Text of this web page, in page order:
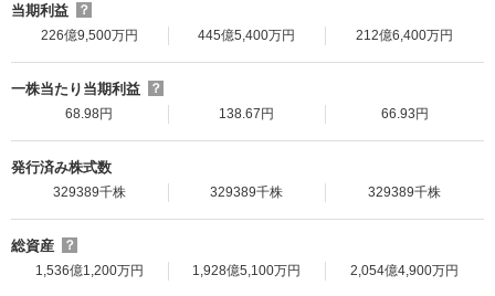
当期利益
？
226億9,500万円
445億5,400万円 212億6,400万円
一株当たり当期利益
？
68.98円
138.67円 66.93円
発行済み株式数
329389千株 329389千株 329389千株
総資産
？
1,536億1,200万円
1,928億5,100万円 2,054億4,900万円